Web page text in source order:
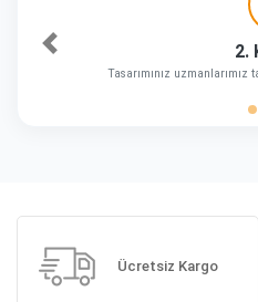
2.
Tasarımınız uzmanlarımız
Önceki
Ücretsiz Kargo